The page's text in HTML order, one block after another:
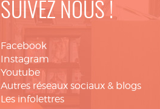
SUIVEZ NOUS !
Facebook
Instagram
Youtube
Autres réseaux sociaux & blogs
Les infolettres